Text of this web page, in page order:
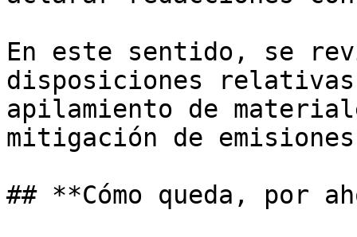
En este sentido, se
disposiciones relativas
apilamiento de
mitigación de
## **Cómo queda, por